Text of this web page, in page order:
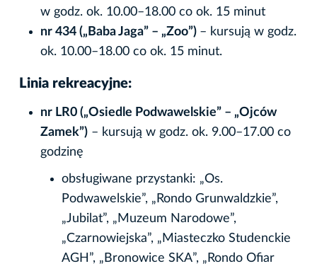
w godz. ok. 10.00–18.00 co ok. 15 minut
nr 434 („Baba Jaga” – „Zoo”) – kursują w godz.
ok. 10.00–18.00 co ok. 15 minut.
Linia rekreacyjne:
nr LR0 („Osiedle Podwawelskie” – „Ojców
Zamek”) – kursują w godz. ok. 9.00–17.00 co
godzinę
obsługiwane przystanki: „Os.
Podwawelskie”, „Rondo Grunwaldzkie”,
„Jubilat”, „Muzeum Narodowe”,
„Czarnowiejska”, „Miasteczko Studenckie
AGH”, „Bronowice SKA”, „Rondo Ofiar